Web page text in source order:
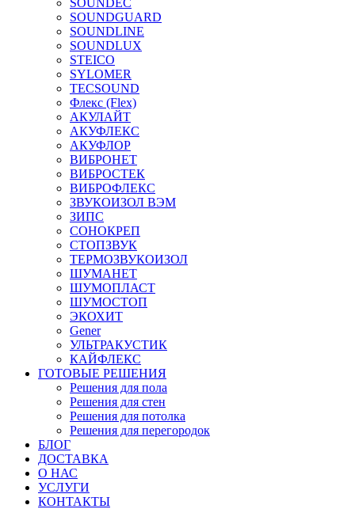
SOUNDEC
SOUNDGUARD
SOUNDLINE
SOUNDLUX
STEICO
SYLOMER
TECSOUND
Флекс (Flex)
АКУЛАЙТ
АКУФЛЕКС
АКУФЛОР
ВИБРОНЕТ
ВИБРОСТЕК
ВИБРОФЛЕКС
ЗВУКОИЗОЛ ВЭМ
ЗИПС
СОНОКРЕП
СТОПЗВУК
ТЕРМОЗВУКОИЗОЛ
ШУМАНЕТ
ШУМОПЛАСТ
ШУМОСТОП
ЭКОХИТ
Gener
УЛЬТРАКУСТИК
КАЙФЛЕКС
ГОТОВЫЕ РЕШЕНИЯ
Решения для пола
Решения для стен
Решения для потолка
Решения для перегородок
БЛОГ
ДОСТАВКА
О НАС
УСЛУГИ
КОНТАКТЫ